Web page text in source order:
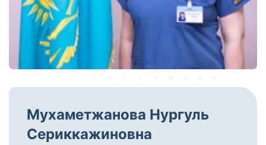
Мухаметжанова Нургуль
Сериккажиновна